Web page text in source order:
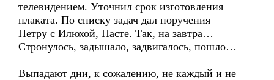
телевидением. Уточнил срок изготовления
плаката. По списку задач дал поручения
Петру с Илюхой, Насте. Так, на завтра…
Стронулось, задышало, задвигалось, пошло…
Выпадают дни, к сожалению, не каждый и не